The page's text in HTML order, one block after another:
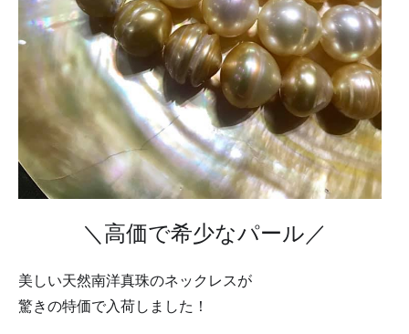
＼高価で希少なパール／
美しい天然南洋真珠のネックレスが
驚きの特価で入荷しました！